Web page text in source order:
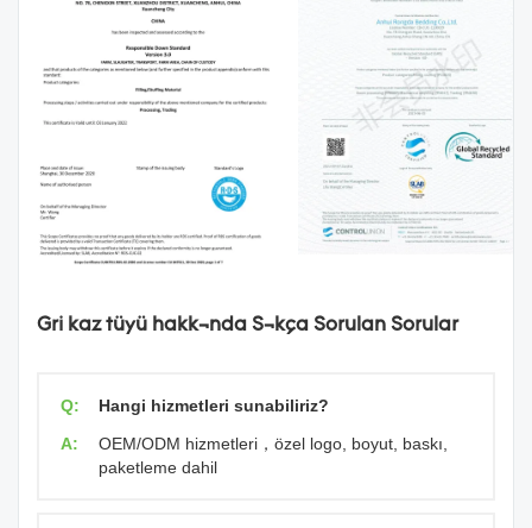
Gri kaz tüyü hakkında Sıkça Sorulan Sorular
Q:
Hangi hizmetleri sunabiliriz?
A:
OEM/ODM hizmetleri，özel logo, boyut, baskı,
paketleme dahil